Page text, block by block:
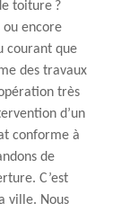
toiture ?
ou encore
courant que
des travaux
très
d’un
conforme à
de
C’est
ville. Nous